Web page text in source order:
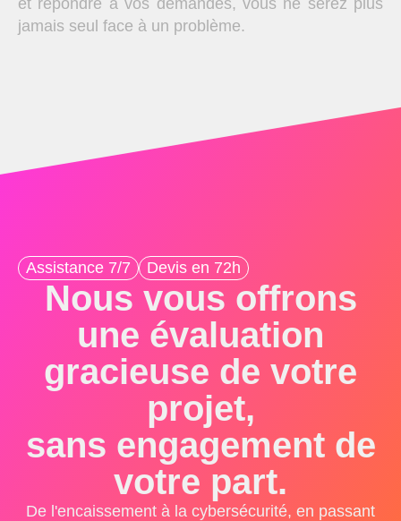
et répondre à vos demandes, vous ne serez plus
jamais seul face à un problème.
Assistance 7/7 Devis en 72h
Nous vous offrons
une évaluation
gracieuse de votre
projet,
sans engagement de
votre part.
De l'encaissement à la cybersécurité, en passant